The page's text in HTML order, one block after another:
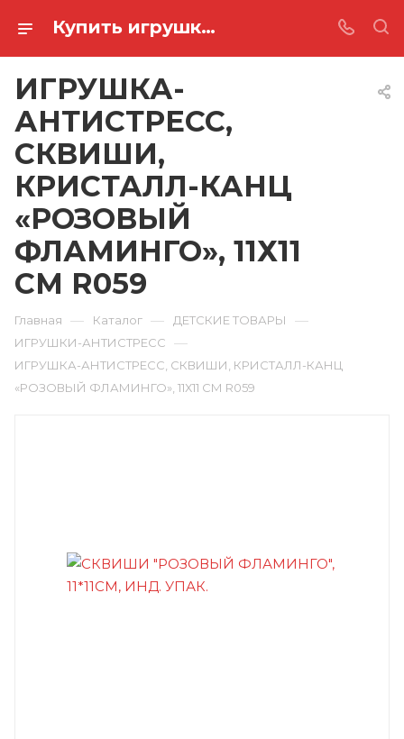
Купить игрушка-антистресс, сквиши, кристалл-канц «розовый фламинго», 11х11 см R059 в Ростове-на-Дону
ИГРУШКА-
АНТИСТРЕСС,
СКВИШИ,
КРИСТАЛЛ-КАНЦ
«РОЗОВЫЙ
ФЛАМИНГО», 11Х11
СМ R059
Главная — Каталог — ДЕТСКИЕ ТОВАРЫ —
ИГРУШКИ-АНТИСТРЕСС —
ИГРУШКА-АНТИСТРЕСС, СКВИШИ, КРИСТАЛЛ-КАНЦ
«РОЗОВЫЙ ФЛАМИНГО», 11Х11 СМ R059